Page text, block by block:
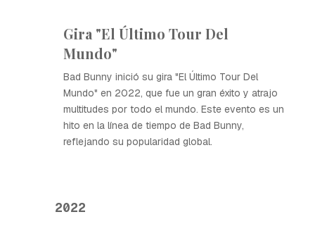
Gira "El Último Tour Del
Mundo"
Bad Bunny inició su gira "El Último Tour Del
Mundo" en 2022, que fue un gran éxito y atrajo
multitudes por todo el mundo. Este evento es un
hito en la línea de tiempo de Bad Bunny,
reflejando su popularidad global.
2022